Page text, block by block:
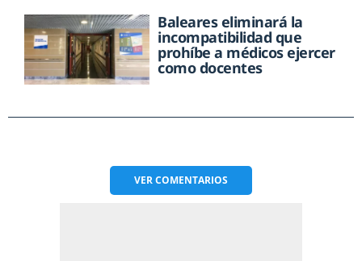
Baleares eliminará la
incompatibilidad que
prohíbe a médicos ejercer
como docentes
VERCOMENTARIOS